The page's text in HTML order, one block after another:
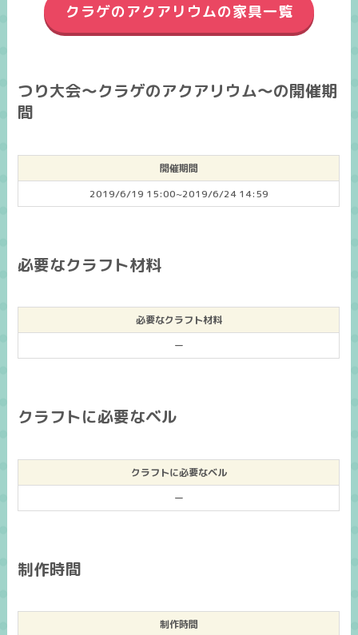
クラゲのアクアリウムの家具一覧
つり大会～クラゲのアクアリウム～の開催期
間
開催期間
2019/6/19 15:00~2019/6/24 14:59
必要なクラフト材料
必要なクラフト材料
ー
クラフトに必要なベル
クラフトに必要なベル
ー
制作時間
制作時間